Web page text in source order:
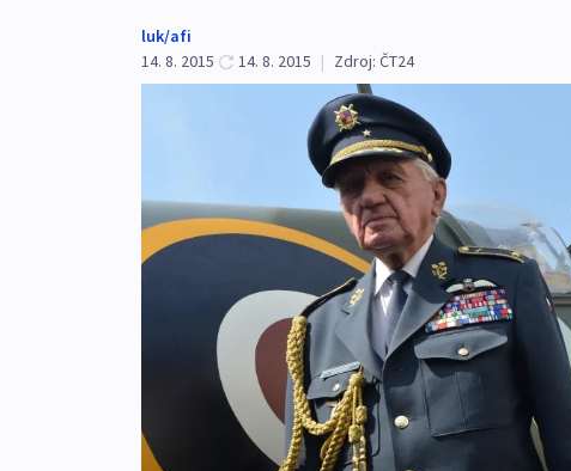
luk/afi
14. 8. 2015
14. 8. 2015 | Zdroj: ČT24